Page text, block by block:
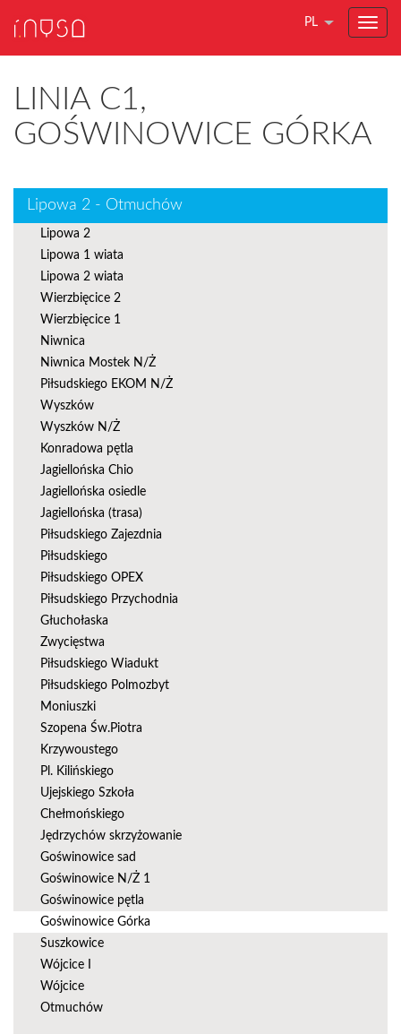
PL
LINIA C1,
GOŚWINOWICE GÓRKA
Lipowa 2 - Otmuchów
Lipowa 2
Lipowa 1 wiata
Lipowa 2 wiata
Wierzbięcice 2
Wierzbięcice 1
Niwnica
Niwnica Mostek N/Ż
Piłsudskiego EKOM N/Ż
Wyszków
Wyszków N/Ż
Konradowa pętla
Jagiellońska Chio
Jagiellońska osiedle
Jagiellońska (trasa)
Piłsudskiego Zajezdnia
Piłsudskiego
Piłsudskiego OPEX
Piłsudskiego Przychodnia
Głuchołaska
Zwycięstwa
Piłsudskiego Wiadukt
Piłsudskiego Polmozbyt
Moniuszki
Szopena Św.Piotra
Krzywoustego
Pl. Kilińskiego
Ujejskiego Szkoła
Chełmońskiego
Jędrzychów skrzyżowanie
Goświnowice sad
Goświnowice N/Ż 1
Goświnowice pętla
Goświnowice Górka
Suszkowice
Wójcice I
Wójcice
Otmuchów